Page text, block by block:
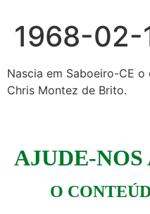
1968-02-
Nascia em Saboeiro-CE
Chris Montez de Brito.
AJUDE-
O